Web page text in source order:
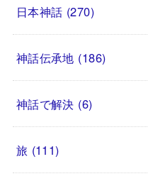
日本神話 (270)
神話伝承地 (186)
神話で解決 (6)
旅 (111)